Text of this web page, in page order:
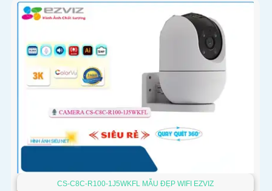
CS-C8C-R100-1J5WKFL MẪU ĐẸP WIFI EZVIZ